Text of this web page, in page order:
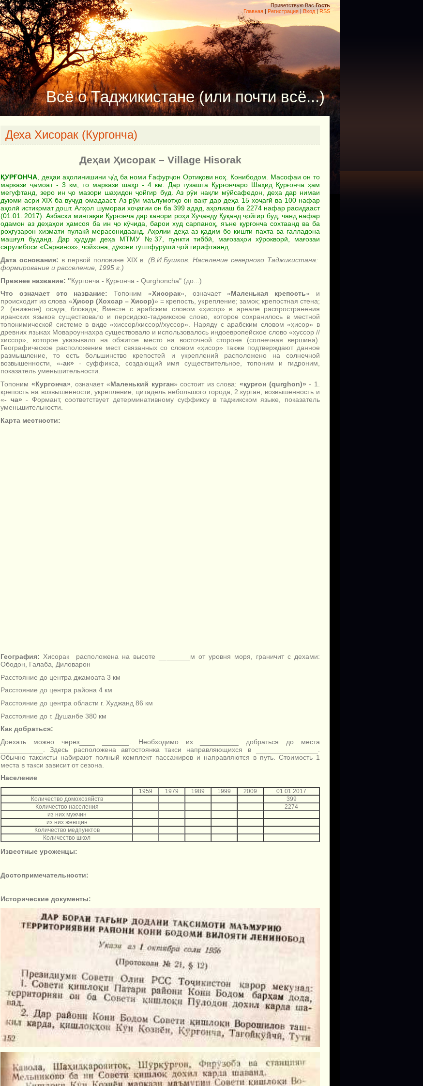
Приветствую Вас Гость
Главная | Регистрация | Вход|RSS
Всё о Таджикистане (или почти всё...)
Деха Хисорак (Кургонча)
Деҳаи Ҳисорак – Village Hisorak
ҚУРҒОНЧА, деҳаи аҳолинишини ҷ/д ба номи Ғафурҷон Ортиқови ноҳ. Конибодом. Масофаи он то
маркази ҷамоат - 3 км, то маркази шаҳр - 4 км. Дар гузашта Қурғончаро Шаҳид Қурғонча ҳам
мегуфтанд, зеро ин ҷо мазори шаҳидон ҷойгир буд. Аз рӯи нақли мӯйсафедон, деҳа дар нимаи
дуюми асри XIX ба вуҷуд омадааст. Аз рӯи маълумотҳо он вақт дар деҳа 15 хоҷагӣ ва 100 нафар
аҳолӣ истиқомат дошт. Алҳол шумораи хоҷагии он ба 399 адад, аҳолиаш ба 2274 нафар расидааст
(01.01. 2017). Азбаски минтақаи Қурғонча дар канори роҳи Хӯҷанду Қӯқанд ҷойгир буд, чанд нафар
одамон аз деҳаҳои ҳамсоя ба ин ҷо кӯчида, барои худ сарпаноҳ, яъне қурғонча сохтаанд ва ба
роҳгузарон хизмати пулакӣ мерасонидаанд. Аҳолии деҳа аз қадим бо кишти пахта ва ғалладона
машғул буданд. Дар ҳудуди деҳа МТМУ №37, пункти тиббӣ, мағозаҳои хӯрокворӣ, мағозаи
сарулибоси «Сарвиноз», чойхона, дӯкони гӯштфурӯшӣ ҷой гирифтаанд.
Дата основания: в первой половине XIX в.(В.И.Бушков. Население северного Таджикистана:
формирование и расселение, 1995 г.)
Прежнее название: "Кургонча - Қурғонча - Qurghoncha" (до...)
Что означает это название:Топоним «Хисорак», означает «Маленькая крепость» и
происходит из слова «Ҳисор (Хохсар – Хисор)» = крепость, укрепление; замок; крепостная стена;
2. (книжное) осада, блокада; Вместе с арабским словом «ҳисор» в ареале распространения
иранских языков существовало и персидско-таджикское слово, которое сохранилось в местной
топонимической системе в виде «хиссор/хиссор//хуссор». Наряду с арабским словом «ҳисор» в
древних языках Мовароуннахра существовало и использовалось индоевропейское слово «хуссор //
хиссор», которое указывало на обжитое место на восточной стороне (солнечная вершина).
Географическое расположение мест связанных со словом «ҳисор» также подтверждают данное
размышление, то есть большинство крепостей и укреплений расположено на солнечной
возвышенности, «-ак» - суффикса, создающий имя существительное, топоним и гидроним,
показатель уменьшительности.
Топоним «Кургонча» , означает «Маленький курган» состоит из слова:«қурғон (qurghon)» - 1.
крепость на возвышенности, укрепление, цитадель небольшого города; 2.курган, возвышенность и
«- ча»- Формант, соответствует детерминативному суффиксу в таджикском языке, показатель
уменьшительности.
Карта местности:
География: Хисорак расположена на высоте ________м от уровня моря, граничит с дехами:
Ободон, Галаба, Диловарон
Расстояние до центра джамоата 3 км
Расстояние до центра района 4 км
Расстояние до центра области г. Худжанд 86 км
Расстояние до г. Душанбе 380 км
Как добраться:
Доехать можно через____ _______. Необходимо из __________ добраться до места
___________. Здесь расположена автостоянка такси направляющихся в ________________.
Обычно таксисты набирают полный комплект пассажиров и направляются в путь. Стоимость 1
места в такси зависит от сезона.
Население
1959 1979 1989 1999 2009
01.01.2017
Количество домохозяйств
399
Количество населения
2274
из них мужчин
из них женщин
Количество медпунктов
Количество школ
Известные уроженцы:
Достопримечательности:
Исторические документы: